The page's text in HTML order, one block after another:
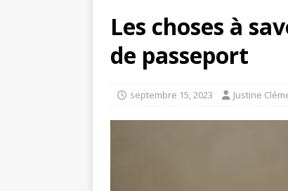
Les choses à
de passeport
septembre 15, 2023 Justine